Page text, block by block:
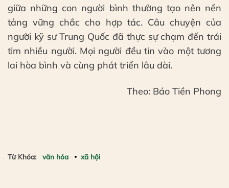
giữa những con người bình thường tạo nên nền
tảng vững chắc cho hợp tác. Câu chuyện của
người kỹ sư Trung Quốc đã thực sự chạm đến trái
tim nhiều người. Mọi người đều tin vào một tương
lai hòa bình và cùng phát triển lâu dài.
Theo: Báo Tiền Phong
Từ Khóa: văn hóa xã hội